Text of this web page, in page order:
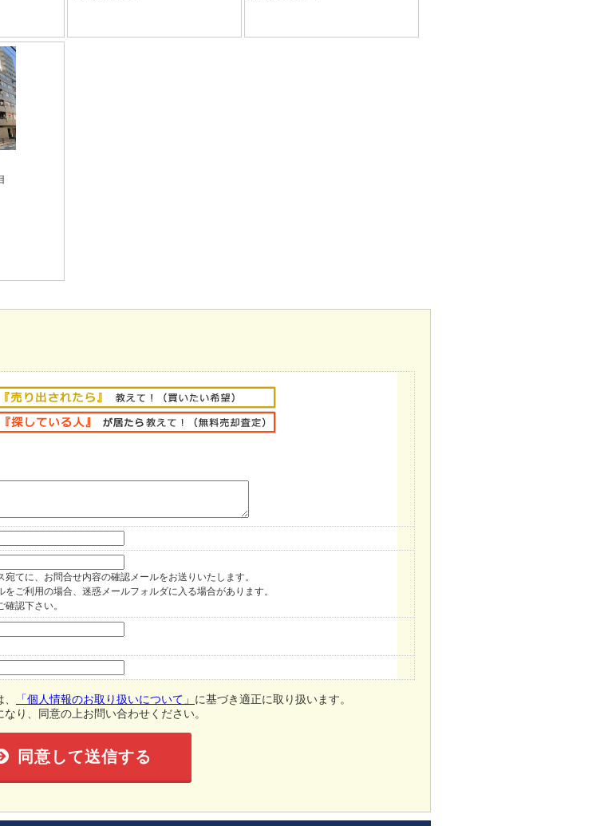
てに、お問合せ内容の確認メールをお送りいたします。
ご利用の場合、迷惑メールフォルダに入る場合があります。
認下さい。
「個人情報のお取り扱いについて」 に基づき適正に取り扱います。
なり、同意の上お問い合わせください。
同意して送信する